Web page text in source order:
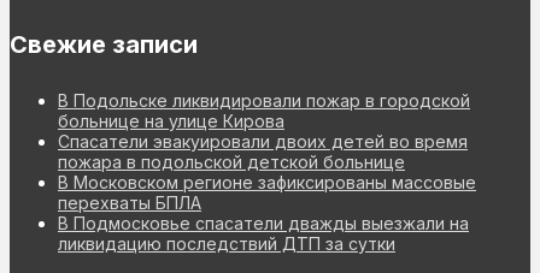
Свежие записи
В Подольске ликвидировали пожар в городской
больнице на улице Кирова
Спасатели эвакуировали двоих детей во время
пожара в подольской детской больнице
В Московском регионе зафиксированы массовые
перехваты БПЛА
В Подмосковье спасатели дважды выезжали на
ликвидацию последствий ДТП за сутки